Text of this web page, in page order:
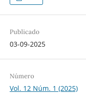
Publicado
03-09-2025
Número
Vol. 12 Núm. 1 (2025)